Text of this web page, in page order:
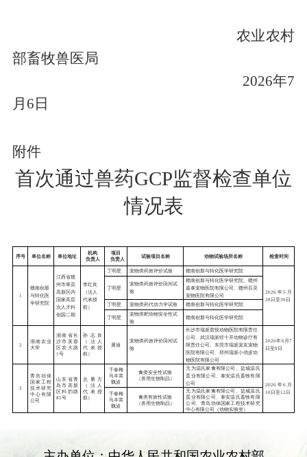
农业农村
部畜牧兽医局
2026年7
月 6 日
附件
首次通过兽药GCP监督检查单位
情况表